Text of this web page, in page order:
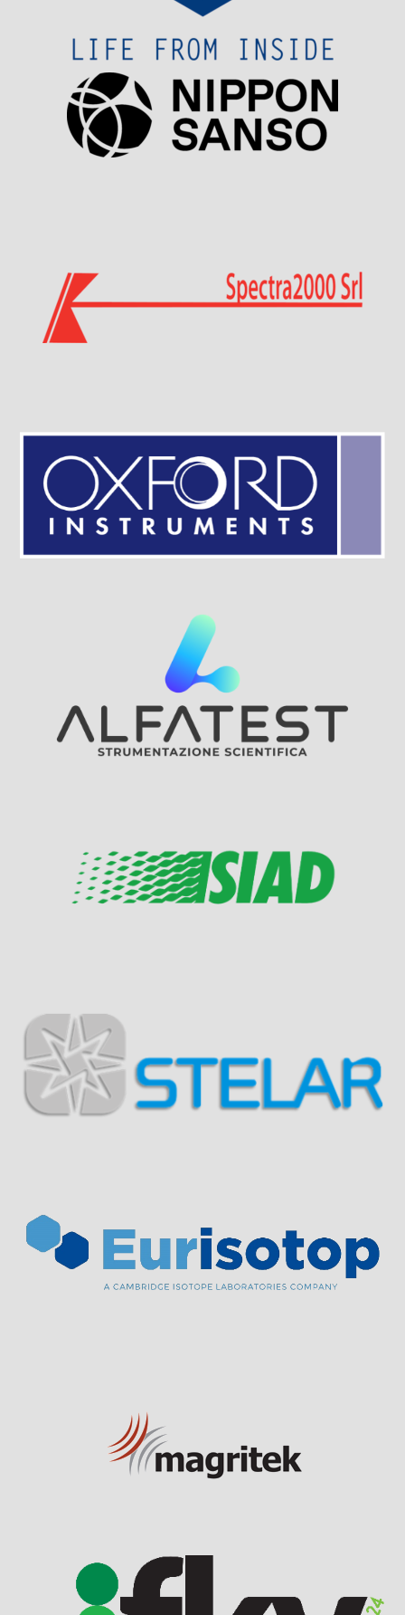
Visit Sponsor Page
Visit Sponsor Page
Visit Sponsor Page
Visit Sponsor Page
Visit Sponsor Page
Visit Sponsor Page
Visit Sponsor Page